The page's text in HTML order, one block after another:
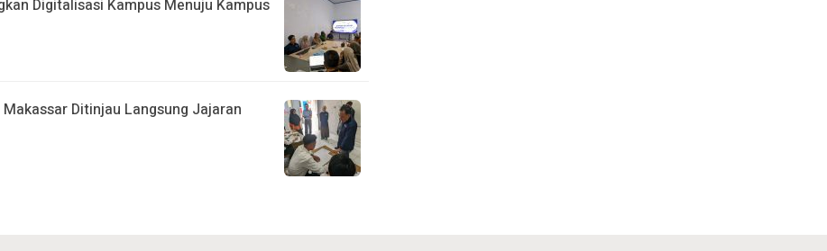
Digitalisasi Kampus Menuju Kampus
Ditinjau Langsung Jajaran